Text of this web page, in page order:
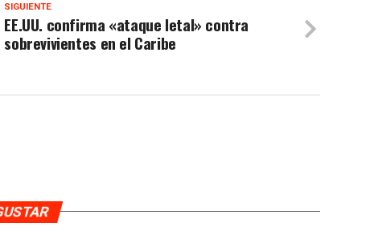
SIGUIENTE
EE.UU. confirma «ataque letal» contra
sobrevivientes en el Caribe